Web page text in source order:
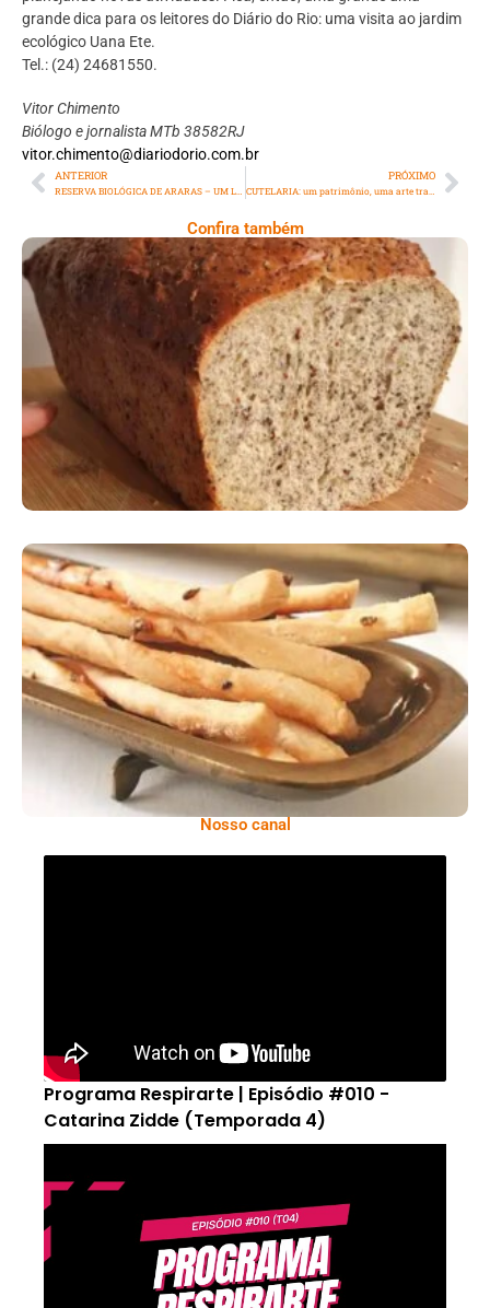
grande dica para os leitores do Diário do Rio: uma visita ao jardim
ecológico Uana Ete.
Tel.: (24) 24681550.
Vitor Chimento
Biólogo ejornalista MTb 38582RJ
vitor.chimento@diariodorio.com.br
ANTERIOR PRÓXIMO
Confira também
Comer Bem: Pão Low Carb
Comer Bem: Palitinhos De Cebola E Salsa
Nosso canal
Programa Respirarte | Episódio #010 -
Catarina Zidde (Temporada 4)